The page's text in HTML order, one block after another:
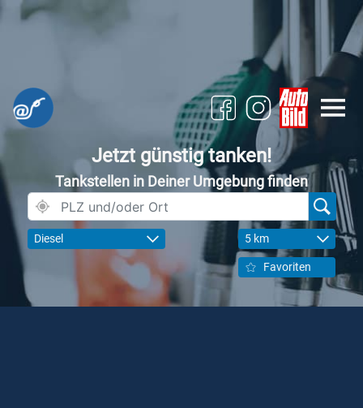
Jetzt günstig tanken!
Tankstellen in Deiner Umgebung finden
Diesel 5 km
Favoriten